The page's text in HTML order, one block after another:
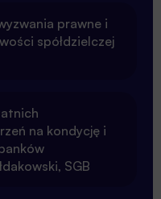
prawne i
spółdzielczej
na kondycję i
SGB